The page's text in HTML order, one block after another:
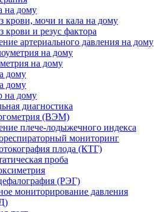
на дому
крови, мочи и кала на дому
крови и резус фактора
артериального давления на дому
на дому
на дому
дому
дому
на дому
диагностика
(ВЭМ)
плече-лодыжечного индекса
мониторинг
плода (КТГ)
проба
(РЭГ)
мониторирование давления